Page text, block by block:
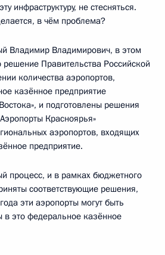
инфраструктуру, не стесняться.
в чём проблема?
Владимир Владимирович, в этом
решение Правительства Российской
количества аэропортов,
казённое предприятие
и подготовлены решения
Красноярья»
аэропортов, входящих
предприятие.
процесс, и в рамках бюджетного
соответствующие решения,
эти аэропорты могут быть
это федеральное казённое